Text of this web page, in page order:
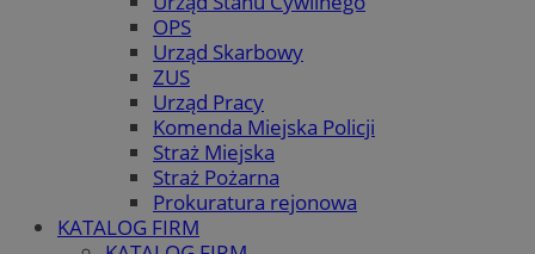
OPS
Urząd Skarbowy
ZUS
Urząd Pracy
Komenda Miejska Policji
Straż Miejska
Straż Pożarna
Prokuratura rejonowa
KATALOG FIRM